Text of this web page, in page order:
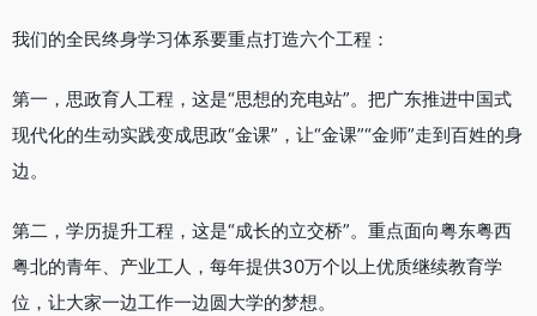
我们的全民终身学习体系要重点打造六个工程：
第一，思政育人工程，这是“思想的充电站”。把广东推进中国式
现代化的生动实践变成思政“金课”，让“金课”“金师”走到百姓的身
边。
第二，学历提升工程，这是“成长的立交桥”。重点面向粤东粤西
粤北的青年、产业工人，每年提供30万个以上优质继续教育学
位，让大家一边工作一边圆大学的梦想。